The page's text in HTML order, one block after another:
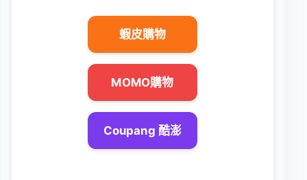
蝦皮購物
MOMO購物
Coupang 酷澎